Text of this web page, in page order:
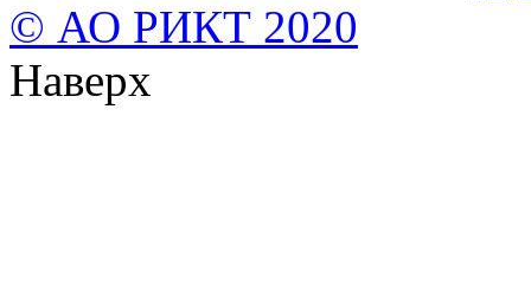
© АО РИКТ 2020
Наверх